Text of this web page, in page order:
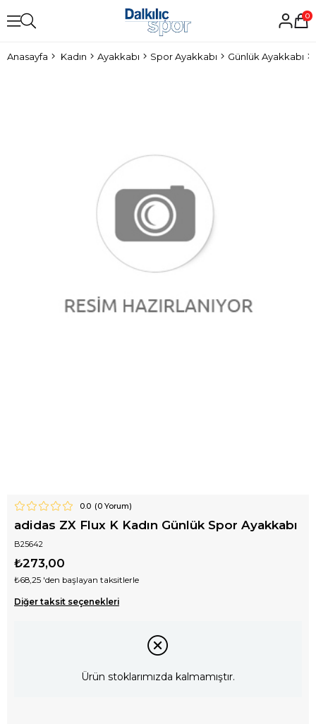
0
Anasayfa Kadın Ayakkabı Spor Ayakkabı Günlük Ayakkabı
0.0 (0Yorum)
adidas ZX Flux K Kadın Günlük Spor Ayakkabı
B25642
₺273,00
₺68,25 'den başlayan taksitlerle
Diğer taksit seçenekleri
Ürün stoklarımızda kalmamıştır.